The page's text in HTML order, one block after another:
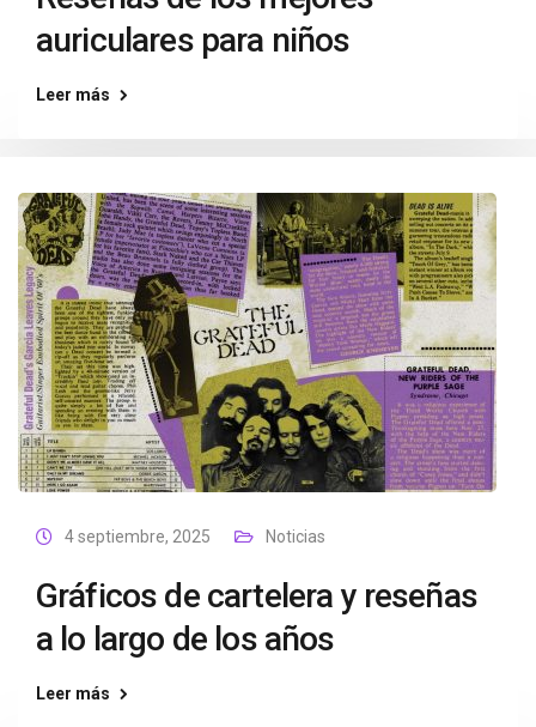
auriculares para niños
Leer más
4 septiembre, 2025 Noticias
Gráficos de cartelera y reseñas
a lo largo de los años
Leer más